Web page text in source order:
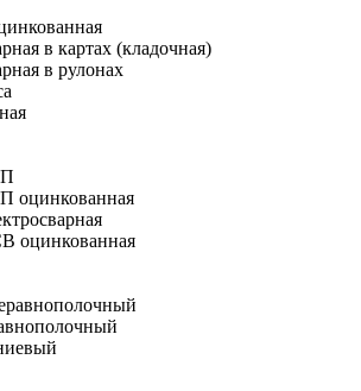
в картах (кладочная)
в рулонах
оцинкованная
оцинкованная